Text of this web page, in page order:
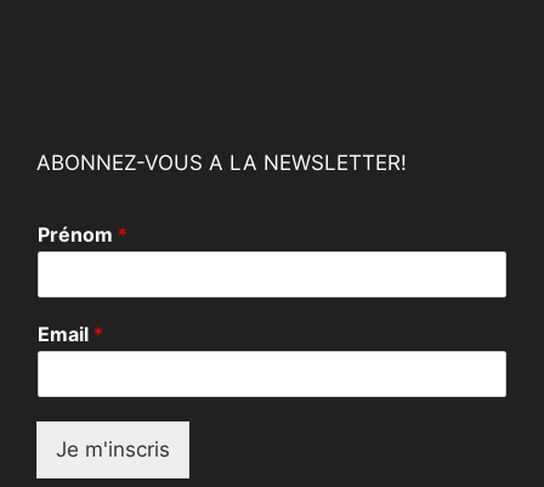
ABONNEZ-VOUS A LA NEWSLETTER!
P
r
n
m
E
m
Prénom *
Email *
Je m'inscris